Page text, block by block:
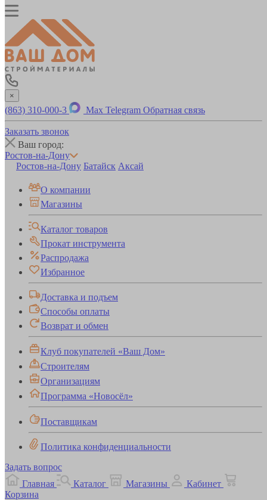
×
(863) 310-000-3 Max Telegram Обратная связь
Заказать звонок
Ваш город:
Ростов-на-Дону
Ростов-на-Дону Батайск Аксай
О компании
Магазины
Каталог товаров
Прокат инструмента
Распродажа
Избранное
Доставка и подъем
Способы оплаты
Возврат и обмен
Клуб покупателей «Ваш Дом»
Строителям
Организациям
Программа «Новосёл»
Поставщикам
Политика конфиденциальности
Задать вопрос
Главная
Каталог Магазины
Кабинет
Корзина